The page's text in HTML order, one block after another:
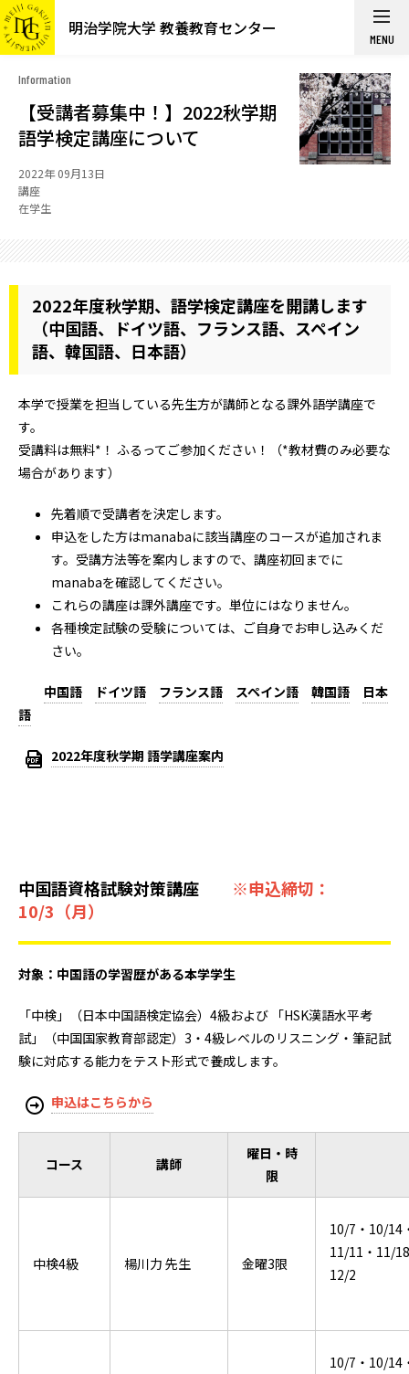
明治学院大学 教養教育センター MENU
Information
【受講者募集中！】2022秋学期
語学検定講座について
2022年 09月13日
講座
在学生
2022年度秋学期、語学検定講座を開講します
（中国語、ドイツ語、フランス語、スペイン
語、韓国語、日本語）
本学で授業を担当している先生方が講師となる課外語学講座で
す。
受講料は無料*！ ふるってご参加ください！（*教材費のみ必要な
場合があります）
先着順で受講者を決定します。
申込をした方はmanabaに該当講座のコースが追加されま
す。受講方法等を案内しますので、講座初回までに
manabaを確認してください。
これらの講座は課外講座です。単位にはなりません。
各種検定試験の受験については、ご自身でお申し込みくだ
さい。
中国語 ドイツ語 フランス語 スペイン語 韓国語
日本
語
2022年度秋学期 語学講座案内
中国語資格試験対策講座 ※申込締切：
10/3（月）
対象：中国語の学習歴がある本学学生
「中検」（日本中国語検定協会）4級および 「HSK漢語水平考
試」（中国国家教育部認定）3・4級レベルのリスニング・筆記試
験に対応する能力をテスト形式で養成します。
申込はこちらから
コース 講師
曜日・時
限
中検4級 楊川力 先生 金曜3限
10/7・10/14
11/11・11/
12/2
10/7・10/14